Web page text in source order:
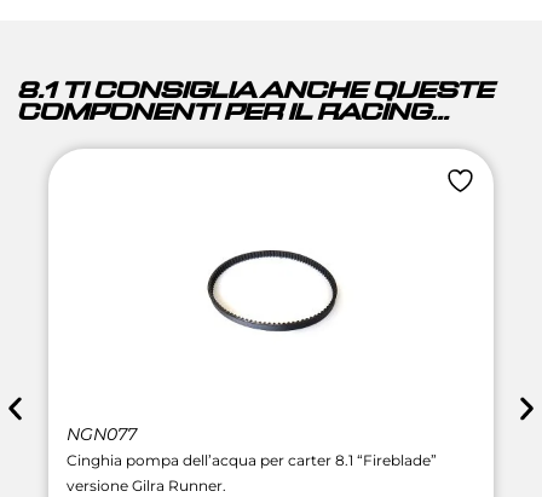
8.1 TI CONSIGLIA ANCHE QUESTE
COMPONENTI PER IL RACING...
NGN077
Cinghia pompa dell’acqua per carter 8.1 “Fireblade”
versione Gilra Runner.